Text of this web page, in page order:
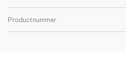
Productnummer